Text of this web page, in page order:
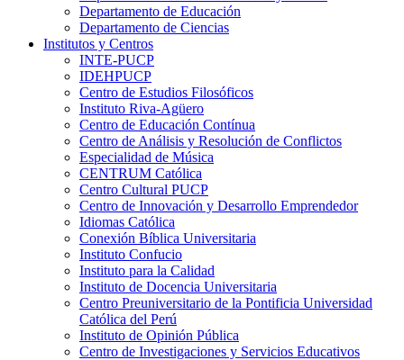
Departamento de Educación
Departamento de Ciencias
Institutos y Centros
INTE-PUCP
IDEHPUCP
Centro de Estudios Filosóficos
Instituto Riva-Agüero
Centro de Educación Contínua
Centro de Análisis y Resolución de Conflictos
Especialidad de Música
CENTRUM Católica
Centro Cultural PUCP
Centro de Innovación y Desarrollo Emprendedor
Idiomas Católica
Conexión Bíblica Universitaria
Instituto Confucio
Instituto para la Calidad
Instituto de Docencia Universitaria
Centro Preuniversitario de la Pontificia Universidad
Católica del Perú
Instituto de Opinión Pública
Centro de Investigaciones y Servicios Educativos